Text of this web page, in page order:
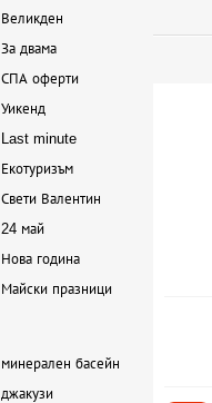
Великден
За двама
СПА оферти
Уикенд
Last minute
Екотуризъм
Свети Валентин
24 май
Нова година
Майски празници
минерален басейн
джакузи